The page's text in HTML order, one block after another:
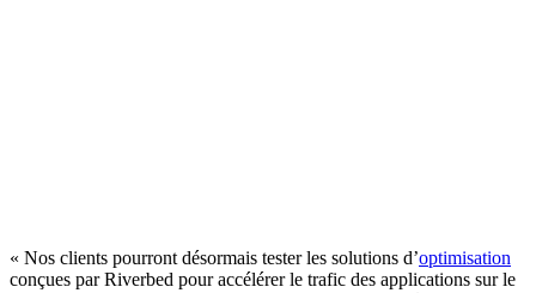
« Nos clients pourront désormais tester les solutions d’optimisation
conçues par Riverbed pour accélérer le trafic des applications sur le